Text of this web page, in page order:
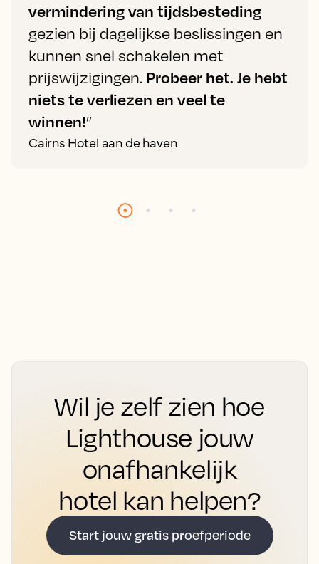
vermindering van tijdsbesteding
gezien bij dagelijkse beslissingen en
kunnen snel schakelen met
prijswijzigingen. Probeer het. Je hebt
niets te verliezen en veel te
winnen!”
Cairns Hotel aan de haven
Wil je zelf zien hoe
Lighthouse jouw
onafhankelijk
hotel kan helpen?
Start jouw gratis proefperiode